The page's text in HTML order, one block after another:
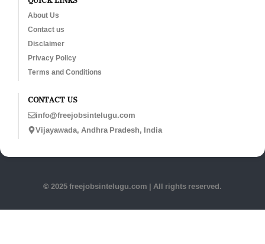
About Us
Contact us
Disclaimer
Privacy Policy
Terms and Conditions
CONTACT US
info@freejobsintelugu.com
Vijayawada, Andhra Pradesh, India
© 2025 freejobsintelugu.com | All rights reserved.